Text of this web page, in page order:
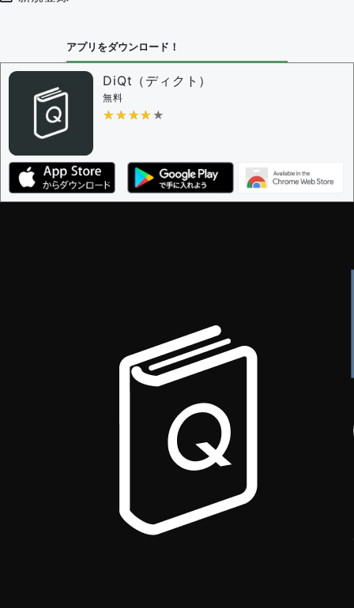
決定に必要な投票数 -
問題の編集権限を持つユーザー -すべてのユーザー
審査に対する投票権限を持つユーザー -
決定に必要な投票数 -
編集ガイドライン
アプリをダウンロード！
DiQt（ディクト）
無料
★★★★★
★★★★★